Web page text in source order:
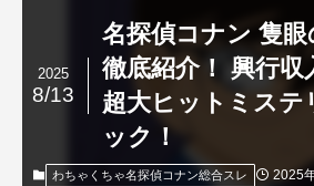
名探偵コナン 隻
徹底紹介！ 興行収
超大ヒットミス
ック！
2025
8/13
わちゃくちゃ名探偵コナン総合スレ 2025